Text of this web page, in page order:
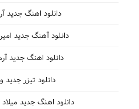
دانلود اهنگ جدید
دانلود آهنگ جدید
دانلود اهنگ جدید
دانلود تیزر
دانلود اهنگ جدید